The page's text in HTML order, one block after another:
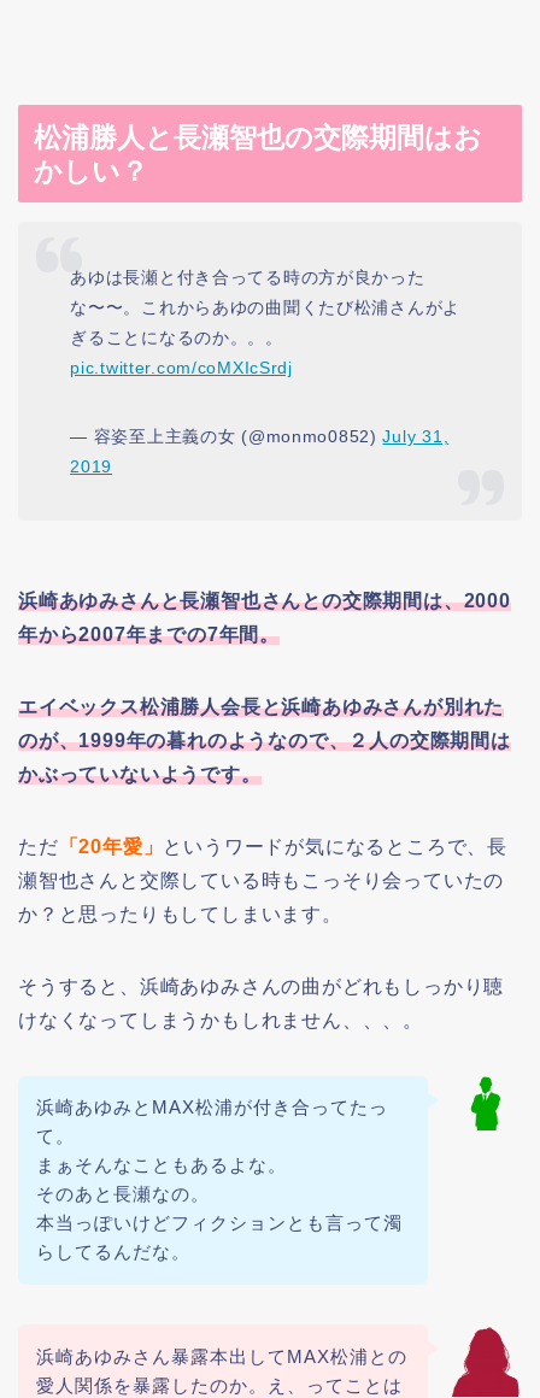
松浦勝人と長瀬智也の交際期間はお
かしい？
あゆは長瀬と付き合ってる時の方が良かった
な〜〜。これからあゆの曲聞くたび松浦さんがよ
ぎることになるのか。。。
pic.twitter.com/coMXIcSrdj
— 容姿至上主義の女 (@monmo0852)July 31,
2019
浜崎あゆみさんと長瀬智也さんとの交際期間は、2000
年から2007年までの7年間。
エイベックス松浦勝人会長と浜崎あゆみさんが別れた
のが、1999年の暮れのようなので、２人の交際期間は
かぶっていないようです。
ただ 「20年愛」 というワードが気になるところで、長
瀬智也さんと交際している時もこっそり会っていたの
か？と思ったりもしてしまいます。
そうすると、浜崎あゆみさんの曲がどれもしっかり聴
けなくなってしまうかもしれません、、、。
浜崎あゆみとMAX松浦が付き合ってたっ
て。
まぁそんなこともあるよな。
そのあと長瀬なの。
本当っぽいけどフィクションとも言って濁
らしてるんだな。
浜崎あゆみさん暴露本出してMAX松浦との
愛人関係を暴露したのか。え、ってことは